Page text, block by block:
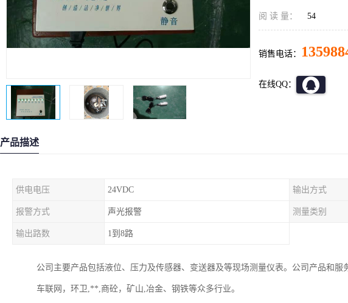
阅 读 量： 54
销售电话：
在线QQ：
产品描述
供电电压 24VDC 输出方式
报警方式 声光报警 测量类别
输出路数 1到8路
公司主要产品包括液位、压力及传感器、变送器及等现场测量仪表。公司产品和服
车联网，环卫,**,商砼，矿山,冶金、钢铁等众多行业。